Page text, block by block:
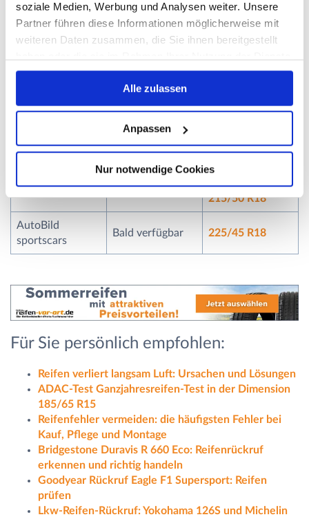
soziale Medien, Werbung und Analysen weiter. Unsere
Partner führen diese Informationen möglicherweise mit
weiteren Daten zusammen, die Sie ihnen bereitgestellt
gesammelt haben. Weitere Informationen über die
Verwendung Ihrer Daten finden Sie in
unsererDatenschutzerklärung.
Alle zulassen
Anpassen
Nur notwendige Cookies
Aktuelle Ganzjahresreifentests im
Überblick:
führender Prüfinstitute wie ADAC, AutoBild, Auto Motor
Sport, GTÜ und weiteren Fachmagazinen. Die Übersicht
2026
ADAC 185/65 R15 225/45 R17
AutoBild 215/55 R18
225/40 R18
215/50 R18
AutoBild
sportscars
Bald verfügbar 225/45 R18
Für Sie persönlich empfohlen:
Reifen verliert langsam Luft: Ursachen und Lösungen
ADAC-Test Ganzjahresreifen-Test in der Dimension
185/65 R15
Reifenfehler vermeiden: die häufigsten Fehler bei
Kauf, Pflege und Montage
Bridgestone Duravis R 660 Eco: Reifenrückruf
erkennen und richtig handeln
Goodyear Rückruf Eagle F1 Supersport: Reifen
prüfen
Lkw-Reifen-Rückruf: Yokohama 126S und Michelin